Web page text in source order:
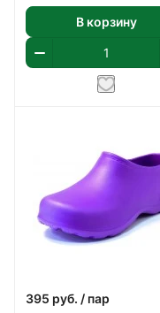
В корзину
395 руб. / пар